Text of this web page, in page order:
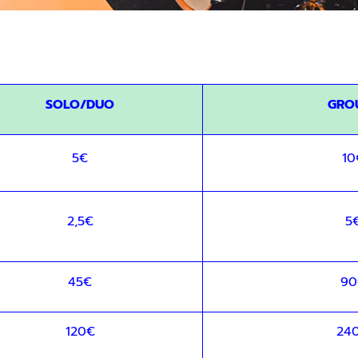
SOLO/DUO
5€
2,5€
45€
120€
consultez notre